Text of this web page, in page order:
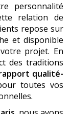
personnalité
relation de
repose sur
et disponible
projet. En
des traditions
qualité-
toutes vos